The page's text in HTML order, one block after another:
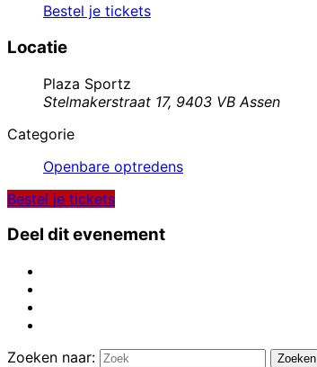
Bestel je tickets
Locatie
Plaza Sportz
Stelmakerstraat 17, 9403 VB Assen
Categorie
Openbare optredens
Bestel je tickets
Deel dit evenement
Zoeken naar: Zoeken